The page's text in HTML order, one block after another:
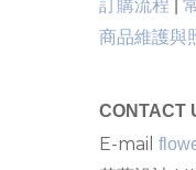
訂購流程
商品維護與
CONTACT
E-mail